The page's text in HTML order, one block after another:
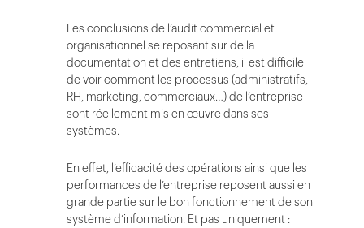
Les conclusions de l’audit commercial et
organisationnel se reposant sur de la
documentation et des entretiens, il est difficile
de voir comment les processus (administratifs,
RH, marketing, commerciaux…) de l’entreprise
sont réellement mis en œuvre dans ses
systèmes.
En effet, l’efficacité des opérations ainsi que les
performances de l’entreprise reposent aussi en
grande partie sur le bon fonctionnement de son
système d’information. Et pas uniquement :